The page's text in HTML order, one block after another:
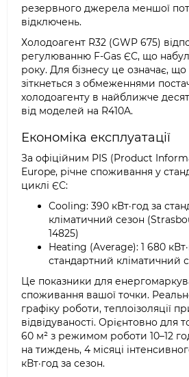
резервного джерела меншої
відключень.
Холодоагент R32 (GWP 675)
регулюванню F-Gas ЄС, що
року. Для бізнесу це означає, що
зіткнеться з обмеженнями
холодоагенту в найближче
від моделей на R410A.
Економіка експлуатації
За офіційним PIS (Product
Europe, річне споживання у
циклі ЄС:
Cooling: 390 кВт·год за
кліматичний сезон
14825)
Heating (Average): 1 680
стандартний кліматичний
Це показники для
споживання вашої точки.
графіку роботи, теплоізоляції
відвідуваності. Орієнтовно для
60 м² з режимом роботи 10–12
на тиждень, 4 місяці
кВт·год за сезон.